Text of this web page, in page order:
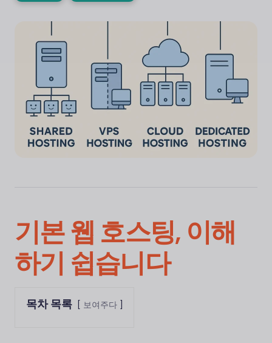
기본 웹 호스팅, 이해
하기 쉽습니다
목차 목록 보여주다